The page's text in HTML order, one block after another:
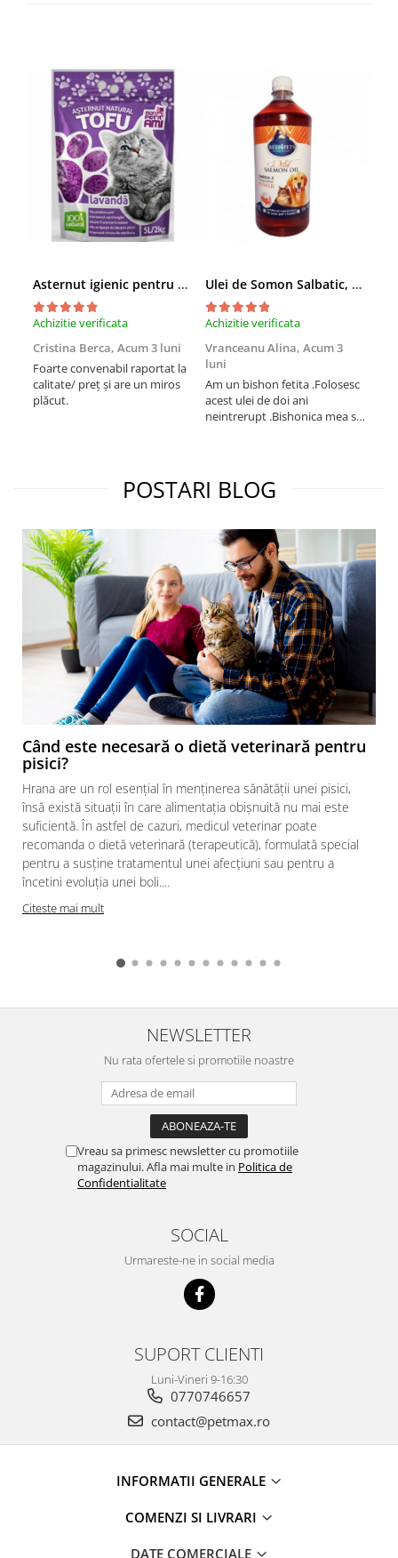
Asternut igienic pentru pisici Tofu Lavanda, Mon Petit 5 l
Achizitie verificata
Cristina Berca, Acum 3 luni
Foarte convenabil raportat la
calitate/ preț și are un miros
plăcut.
Ulei de Somon Salbatic, câini și pisici, piele si blană, BEST4PETS, 1l
Achizitie verificata
Vranceanu Alina, Acum 3
luni
Am un bishon fetita .Folosesc
acest ulei de doi ani
neintrerupt .Bishonica mea se
treia comanda recomand cu
mult drag !
POSTARI BLOG
Când este necesară o dietă veterinară pentru
pisici?
Hrana are un rol esențial în menținerea sănătății unei pisici,
însă există situații în care alimentația obișnuită nu mai este
suficientă. În astfel de cazuri, medicul veterinar poate
recomanda o dietă veterinară (terapeutică), formulată special
pentru a susține tratamentul unei afecțiuni sau pentru a
încetini evoluția unei boli....
Citeste mai mult
NEWSLETTER
Nu rata ofertele si promotiile noastre
Vreau sa primesc newsletter cu promotiile
magazinului. Afla mai multe in Politica de
Confidentialitate
SOCIAL
Urmareste-ne in social media
SUPORT CLIENTI
Luni-Vineri 9-16:30
0770746657
contact@petmax.ro
INFORMATII GENERALE
COMENZI SI LIVRARI
DATE COMERCIALE